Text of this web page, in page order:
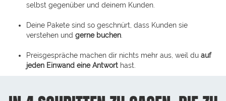
selbst gegenüber und deinem Kunden.
Deine Pakete sind so geschnürt, dass Kunden sie
verstehen und gerne buchen
Preisgespräche machen dir nichts mehr aus, weil du auf
jeden Einwand eine Antwort hast.